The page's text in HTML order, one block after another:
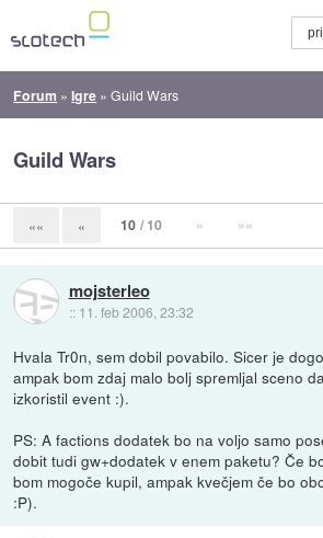
Forum »Igre »Guild Wars
Guild Wars
«« « 10 / 10 » »»
mojsterleo
:: 11. feb 2006, 23:32
Hvala Tr0n, sem dobil povabilo. Sicer je
ampak bom zdaj malo bolj spremljal sceno
izkoristil event :).
PS: A factions dodatek bo na voljo samo
dobit tudi gw+dodatek v enem paketu? Če
bom mogoče kupil, ampak kvečjem če bo
:P).